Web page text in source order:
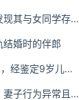
其与女同学存婚
结婚时的伴郎
经鉴定9岁儿子
子行为异常且持